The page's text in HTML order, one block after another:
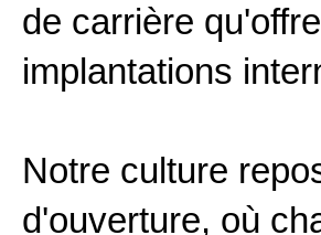
de carrière
implantations
Notre culture
d'ouverture, où